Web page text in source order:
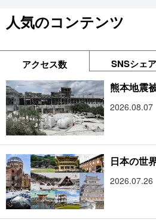
人気のコンテンツ
アクセス数 SNSシェア
熊本地震
2026.08.07
日本の世
2026.07.26